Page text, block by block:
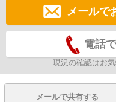
メールで
電話
現況の確認はお
メールで共有する